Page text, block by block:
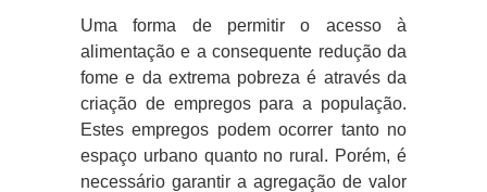
Uma forma de permitir o acesso à
alimentação e a consequente redução da
fome e da extrema pobreza é através da
criação de empregos para a população.
Estes empregos podem ocorrer tanto no
espaço urbano quanto no rural. Porém, é
necessário garantir a agregação de valor